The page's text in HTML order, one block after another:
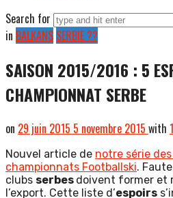
Search for
in BALKANS SERBIE ??
SAISON 2015/2016 : 5
CHAMPIONNAT SERBE
on 29 juin 2015 5 novembre 2015 with
Nouvel article de notre série
championnats Footballski.
clubs serbes doivent former et
l’export. Cette liste d’espoirs